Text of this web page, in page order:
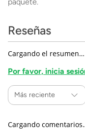
Reseñas
Cargando el resumen…
Por favor, inicia
Más reciente
Cargando